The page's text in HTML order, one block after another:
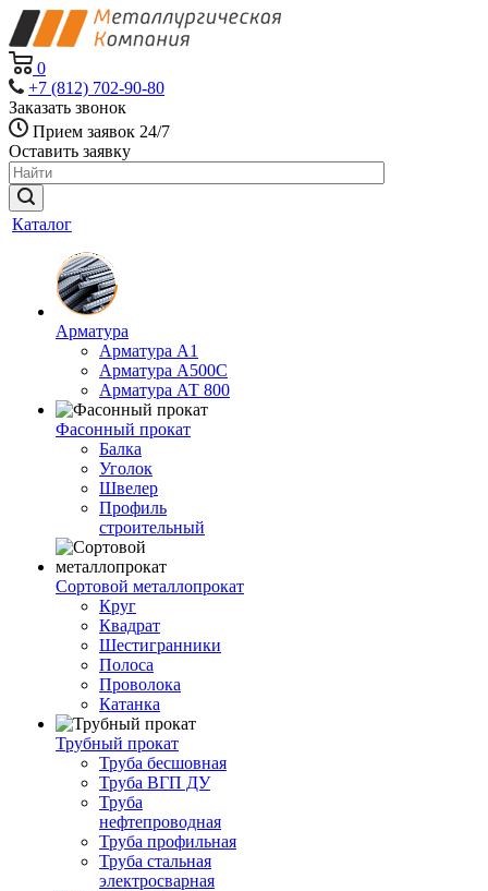
0
+7 (812) 702-90-80
Заказать звонок
Прием заявок 24/7
Оставить заявку
Каталог
Арматура
Арматура А1
Арматура А500С
Арматура АТ 800
Фасонный прокат
Балка
Уголок
Швелер
Профиль
строительный
Сортовой металлопрокат
Круг
Квадрат
Шестигранники
Полоса
Проволока
Катанка
Трубный прокат
Труба бесшовная
Труба ВГП ДУ
Труба
нефтепроводная
Труба профильная
Труба стальная
электросварная